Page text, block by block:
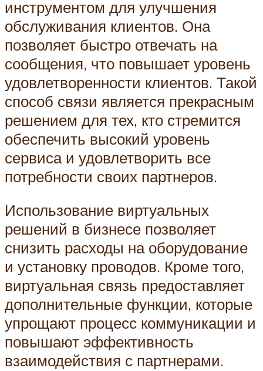
инструментом для улучшения
обслуживания клиентов. Она
позволяет быстро отвечать на
сообщения, что повышает уровень
удовлетворенности клиентов. Такой
способ связи является прекрасным
решением для тех, кто стремится
обеспечить высокий уровень
сервиса и удовлетворить все
потребности своих партнеров.
Использование виртуальных
решений в бизнесе позволяет
снизить расходы на оборудование
и установку проводов. Кроме того,
виртуальная связь предоставляет
дополнительные функции, которые
упрощают процесс коммуникации и
повышают эффективность
взаимодействия с партнерами.